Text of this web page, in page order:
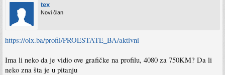
tex
Novi član
https://olx.ba/profil/PROESTATE_BA/aktivni
Ima li neko da je vidio ove grafičke na profilu, 4080 za 750KM? Da li
neko zna šta je u pitanju